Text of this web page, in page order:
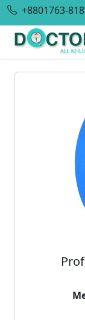
+8801763-